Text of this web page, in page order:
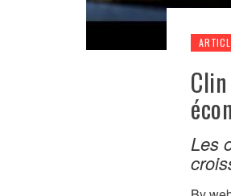
Les